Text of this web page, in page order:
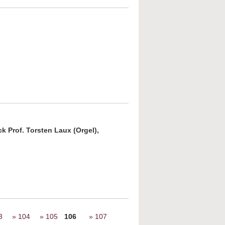
Prof. Torsten Laux (Orgel),
104 105 106 107